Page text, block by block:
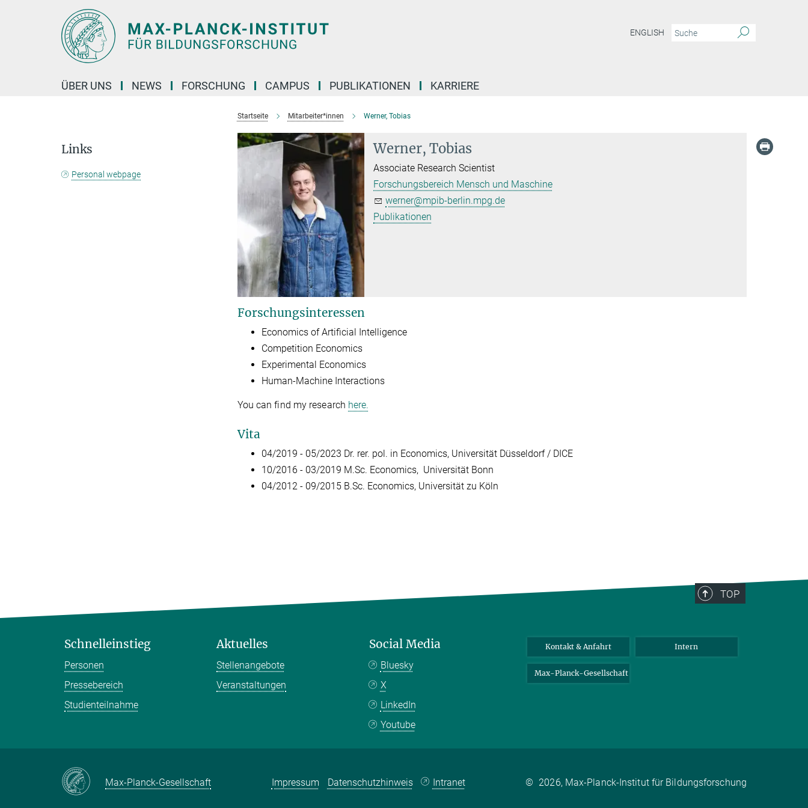
ENGLISH
ÜBER UNS NEWS FORSCHUNG CAMPUS PUBLIKATIONEN KARRIERE
Startseite Mitarbeiter*innen Werner, Tobias
Werner, Tobias
Associate Research Scientist
Forschungsbereich Mensch und Maschine
werner@mpib-berlin.mpg.de
Publikationen
Forschungsinteressen
Economics of Artificial Intelligence
Competition Economics
Experimental Economics
Human-Machine Interactions
You can find my research here.
Vita
04/2019 - 05/2023 Dr. rer. pol. in Economics, Universität Düsseldorf / DICE
10/2016 - 03/2019 M.Sc. Economics, Universität Bonn
04/2012 - 09/2015 B.Sc. Economics, Universität zu Köln
Links
Personal webpage
TOP
Schnelleinstieg
Personen
Pressebereich
Studienteilnahme
Aktuelles
Stellenangebote
Veranstaltungen
Social Media
Bluesky
X
LinkedIn
Youtube
Kontakt & Anfahrt Intern
Max-Planck-Gesellschaft
Max-Planck-Gesellschaft Impressum Datenschutzhinweis Intranet © 2026, Max-Planck-Institut für Bildungsforschung